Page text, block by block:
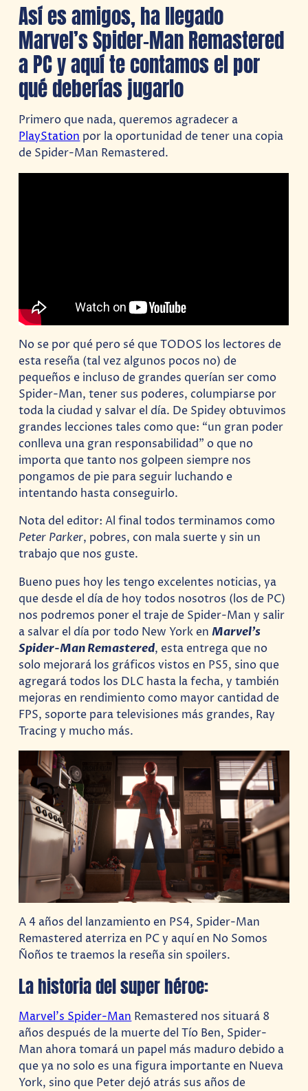
Así es amigos, ha llegado
Marvel’s Spider-Man Remastered
a PC y aquí te contamos el por
qué deberías jugarlo
Primero que nada, queremos agradecer a
PlayStationpor la oportunidad de tener una copia
de Spider-Man Remastered.
No se por qué pero sé que TODOS los lectores de
esta reseña (tal vez algunos pocos no) de
pequeños e incluso de grandes querían ser como
Spider-Man, tener sus poderes, columpiarse por
toda la ciudad y salvar el día. De Spidey obtuvimos
grandes lecciones tales como que: “un gran poder
conlleva una gran responsabilidad” o que no
importa que tanto nos golpeen siempre nos
pongamos de pie para seguir luchando e
intentando hasta conseguirlo.
Nota del editor: Al final todos terminamos como
Peter Parker, pobres, con mala suerte y sin un
trabajo que nos guste.
Bueno pues hoy les tengo excelentes noticias, ya
que desde el día de hoy todos nosotros (los de PC)
nos podremos poner el traje de Spider-Man y salir
a salvar el día por todo New York enMarvel’s
Spider-Man Remastered, esta entrega que no
solo mejorará los gráficos vistos en PS5, sino que
agregará todos los DLC hasta la fecha, y también
mejoras en rendimiento como mayor cantidad de
FPS, soporte para televisiones más grandes, Ray
Tracing y mucho más.
A 4 años del lanzamiento en PS4, Spider-Man
Remastered aterriza en PC y aquí en No Somos
Ñoños te traemos la reseña sin spoilers.
La historia del super héroe:
Marvel’s Spider-Man Remastered nos situará 8
años después de la muerte del Tío Ben, Spider-
Man ahora tomará un papel más maduro debido a
que ya no solo es una figura importante en Nueva
York, sino que Peter dejó atrás sus años de